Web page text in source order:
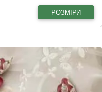
РОЗМІРИ